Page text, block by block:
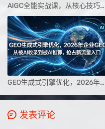
AIGC全能实战课，从核心技巧到思维升级，从工具应用到实战落地，解锁AI内容创作高阶玩法
GEO生成式引擎优化，2026年企业GEO从被AI收录到被AI推荐，抢占新流量入口
发表评论